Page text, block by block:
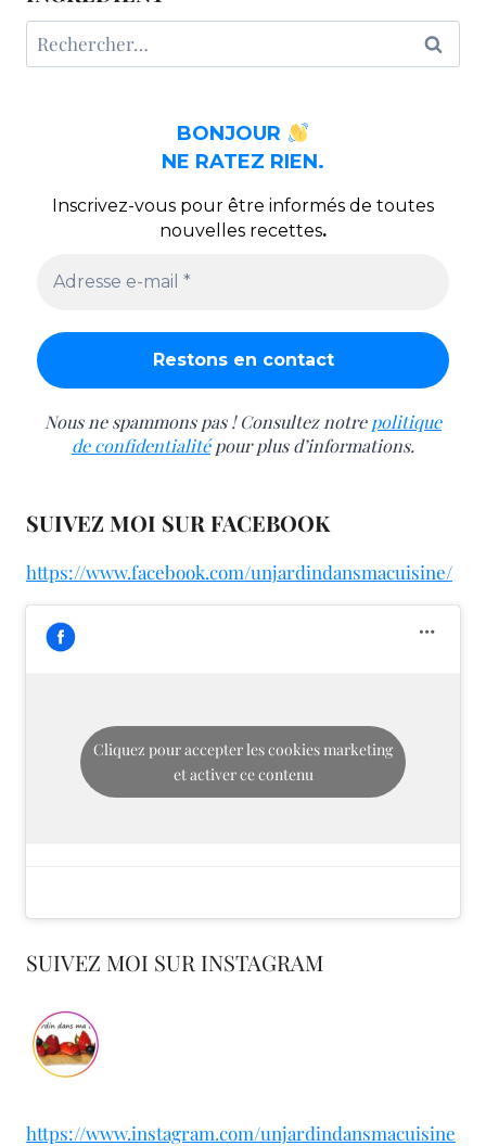
Rechercher :
BONJOUR
NE RATEZ RIEN.
Inscrivez-vous pour être informés de toutes
nouvelles recettes.
Nous ne spammons pas ! Consultez notre politique
de confidentialitépour plus d’informations.
SUIVEZ MOI SUR FACEBOOK
https://www.facebook.com/unjardindansmacuisine/
Cliquez pour accepter les cookies marketing
et activer ce contenu
SUIVEZ MOI SUR INSTAGRAM
https://www.instagram.com/unjardindansmacuisine